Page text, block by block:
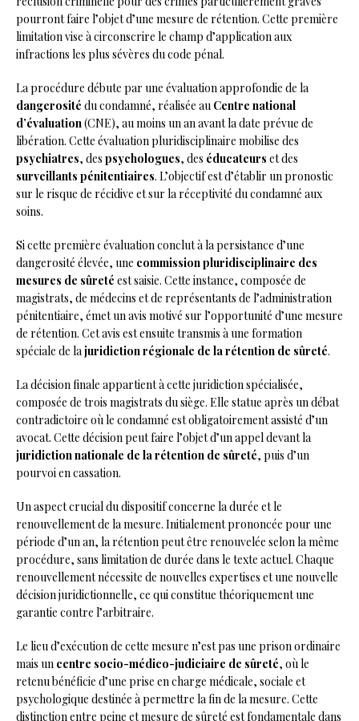
pourront faire l’objet d’une mesure de rétention. Cette première
limitation vise à circonscrire le champ d’application aux
infractions les plus sévères du code pénal.
La procédure débute par une évaluation approfondie de la
dangerosité du condamné, réalisée au Centre national
d’évaluation(CNE), au moins un an avant la date prévue de
libération. Cette évaluation pluridisciplinaire mobilise des
psychiatres, des psychologues, des éducateurs et des
surveillants pénitentiaires. L’objectif est d’établir un pronostic
sur le risque de récidive et sur la réceptivité du condamné aux
soins.
Si cette première évaluation conclut à la persistance d’une
dangerosité élevée, une commission pluridisciplinaire des
mesures de sûreté est saisie. Cette instance, composée de
magistrats, de médecins et de représentants de l’administration
pénitentiaire, émet un avis motivé sur l’opportunité d’une mesure
de rétention. Cet avis est ensuite transmis à une formation
spéciale de la juridiction régionale de la rétention de sûreté.
La décision finale appartient à cette juridiction spécialisée,
composée de trois magistrats du siège. Elle statue après un débat
contradictoire où le condamné est obligatoirement assisté d’un
avocat. Cette décision peut faire l’objet d’un appel devant la
juridiction nationale de la rétention de sûreté, puis d’un
pourvoi en cassation.
Un aspect crucial du dispositif concerne la durée et le
renouvellement de la mesure. Initialement prononcée pour une
période d’un an, la rétention peut être renouvelée selon la même
procédure, sans limitation de durée dans le texte actuel. Chaque
renouvellement nécessite de nouvelles expertises et une nouvelle
décision juridictionnelle, ce qui constitue théoriquement une
garantie contre l’arbitraire.
Le lieu d’exécution de cette mesure n’est pas une prison ordinaire
mais un centre socio-médico-judiciaire de sûreté, où le
retenu bénéficie d’une prise en charge médicale, sociale et
psychologique destinée à permettre la fin de la mesure. Cette
distinction entre peine et mesure de sûreté est fondamentale dans